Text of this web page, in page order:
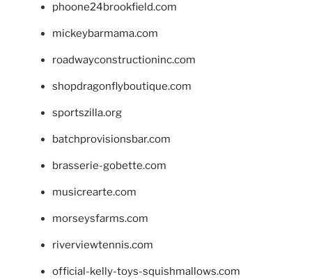
phoone24brookfield.com
mickeybarmama.com
roadwayconstructioninc.com
shopdragonflyboutique.com
sportszilla.org
batchprovisionsbar.com
brasserie-gobette.com
musicrearte.com
morseysfarms.com
riverviewtennis.com
official-kelly-toys-squishmallows.com